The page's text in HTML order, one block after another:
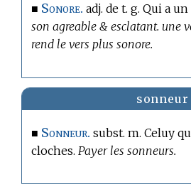
■ Sonore. adj. de t. g. Qui a
son agreable & esclatant. une
rend le vers plus sonore.
sonneur
■ Sonneur. subst. m. Celuy
cloches. Payer les sonneurs.